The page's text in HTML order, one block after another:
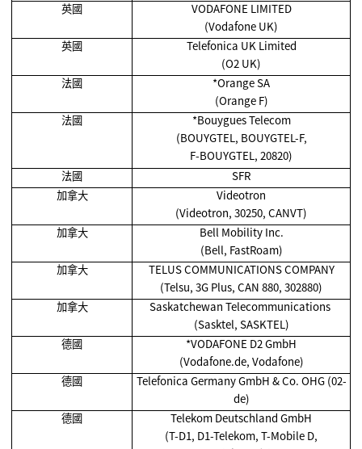
英國
VODAFONE LIMITED
(Vodafone UK)
英國
Telefonica UK Limited
(O2 UK)
法國
*Orange SA
(Orange F)
法國
*Bouygues Telecom
(BOUYGTEL, BOUYGTEL-F,
F-BOUYGTEL, 20820)
法國
SFR
加拿大
Videotron
(Videotron, 30250, CANVT)
加拿大
Bell Mobility Inc.
(Bell, FastRoam)
加拿大
TELUS COMMUNICATIONS COMPANY
(Telsu, 3G Plus, CAN 880, 302880)
加拿大
Saskatchewan Telecommunications
(Sasktel, SASKTEL)
德國
*VODAFONE D2 GmbH
(Vodafone.de, Vodafone)
德國
Telefonica Germany GmbH & Co. OHG (02-
de)
德國
Telekom Deutschland GmbH
(T-D1, D1-Telekom, T-Mobile D,